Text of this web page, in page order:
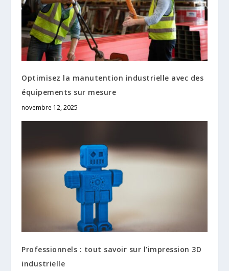
Optimisez la manutention industrielle avec des
équipements sur mesure
novembre 12, 2025
Professionnels : tout savoir sur l’impression 3D
industrielle